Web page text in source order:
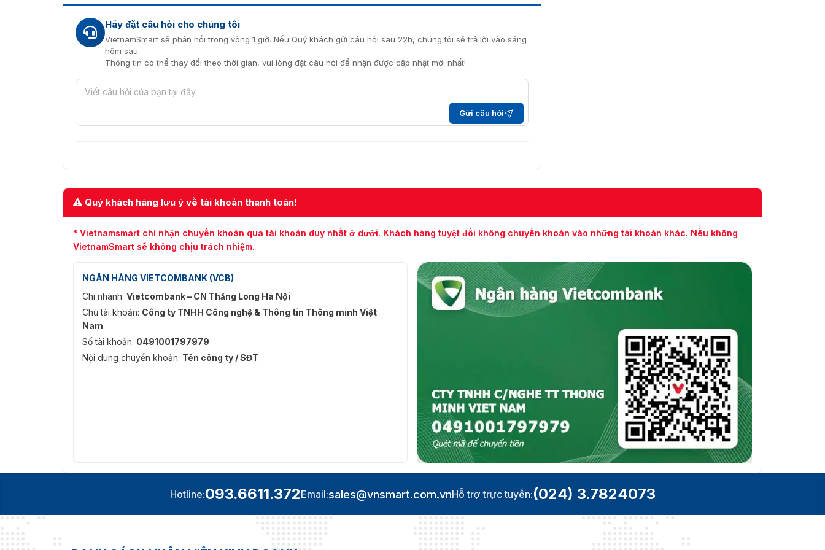
Ứng dụng của camera an ninh ZKTeco EL-852T38I
Để nhận tư vấn và báo giá về sản phẩm ZKTeco EL-852T38I chính hãng thế hệ mới nhất. Xin quý khách
hàng vui lòng liên hệ trực tiếp với chúng tôi theo hotline: 0936611372 để gặp chuyên viên tư vấn hỗ trợ
Hãy đặt câu hỏi cho chúng tôi
VietnamSmart sẽ phản hồi trong vòng 1 giờ. Nếu Quý khách gửi câu hỏi sau 22h, chúng tôi sẽ trả lời vào sáng
hôm sau.
Thông tin có thể thay đổi theo thời gian, vui lòng đặt câu hỏi để nhận được cập nhật mới nhất!
Gửi câu hỏi
Quý khách hàng lưu ý về tài khoản thanh toán!
* Vietnamsmart chỉ nhận chuyển khoản qua tài khoản duy nhất ở dưới. Khách hàng tuyệt đối không chuyển khoản vào những tài khoản khác. Nếu không
VietnamSmart sẽ không chịu trách nhiệm.
NGÂN HÀNG VIETCOMBANK (VCB)
Chi nhánh: Vietcombank – CN Thăng Long Hà Nội
Chủ tài khoản: Công ty TNHH Công nghệ & Thông tin Thông minh Việt
Nam
Số tài khoản: 0491001797979
Nội dung chuyển khoản: Tên công ty / SĐT
Hotline:093.6611.372Email:sales@vnsmart.com.vnHỗ trợ trực tuyến:(024) 3.7824073